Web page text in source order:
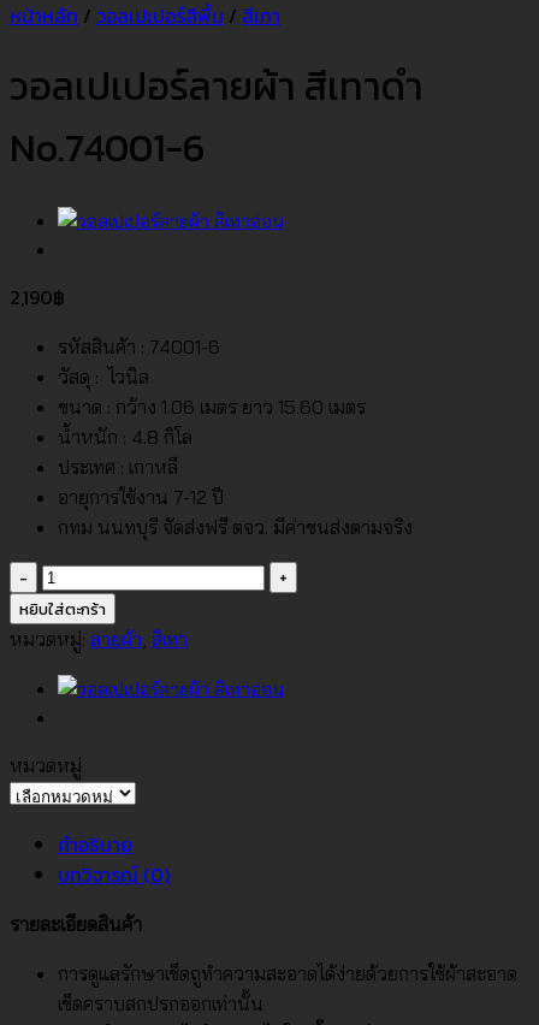
หน้าหลัก / วอลเปเปอร์สีพื้น / สีเทา
วอลเปเปอร์ลายผ้า สีเทาดำ
No.74001-6
2,190฿
รหัสสินค้า : 74001-6
วัสดุ : ไวนิล
ขนาด : กว้าง 1.06 เมตร ยาว 15.60 เมตร
น้ำหนัก : 4.8 กิโล
ประเทศ : เกาหลี
อายุการใช้งาน 7-12 ปี
กทม นนทบุรี จัดส่งฟรี ตจว. มีค่าขนส่งตามจริง
จำนวน
วอลเปเปอร์
ลาย
สี
เทา
ดำ
No.74001-
ชิ้น
หยิบใส่ตะกร้า
หมวดหมู่: ลายผ้า สีเทา
หมวดหมู่
หมวด
คำอธิบาย
บทวิจารณ์ (0)
รายละเอียดสินค้า
การดูแลรักษาเช็ดถูทำความสะอาดได้ง่ายด้วยการใช้ผ้าสะอาด
เช็ดคราบสกปรกออกเท่านั้น